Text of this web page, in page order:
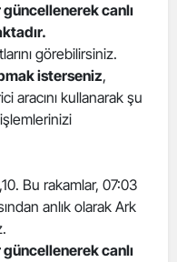
canlı
görebilirsiniz.
isterseniz,
aracını kullanarak şu
işlemlerinizi
Bu rakamlar, 07:03
anlık olarak Ark
canlı